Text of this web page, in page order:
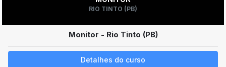
RIO TINTO (PB)
Monitor - Rio Tinto (PB)
Detalhes do curso